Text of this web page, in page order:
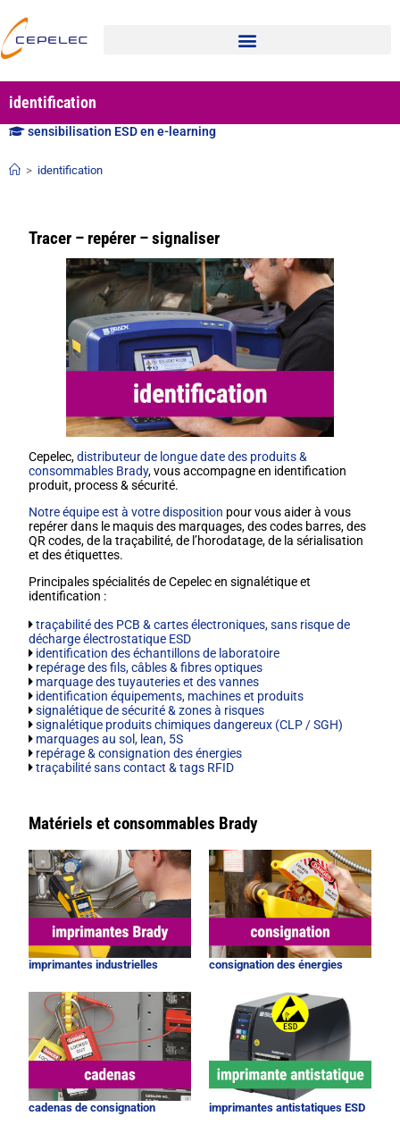
identification
sensibilisation ESD en e-learning
> identification
Tracer – repérer – signaliser
Cepelec,distributeur de longue date des produits &
consommables Brady, vous accompagne en identification
produit, process & sécurité.
Notre équipe est à votre disposition pour vous aider à vous
repérer dans le maquis des marquages, des codes barres, des
QR codes, de la traçabilité, de l’horodatage, de la sérialisation
et des étiquettes.
Principales spécialités de Cepelec en signalétique et
identification :
traçabilité des PCB & cartes électroniques, sans risque de
décharge électrostatique ESD
identification des échantillons de laboratoire
repérage des fils, câbles & fibres optiques
marquage des tuyauteries et des vannes
identification équipements, machines et produits
signalétique de sécurité & zones à risques
signalétique produits chimiques dangereux (CLP / SGH)
marquages au sol, lean, 5S
repérage & consignation des énergies
traçabilité sans contact & tags RFID
Matériels et consommables Brady
imprimantes industrielles consignation des énergies
cadenas de consignation imprimantes antistatiques ESD